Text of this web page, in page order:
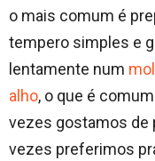
o mais comum é
tempero simples e
lentamente num
alho, o que é
vezes gostamos de
vezes preferimos